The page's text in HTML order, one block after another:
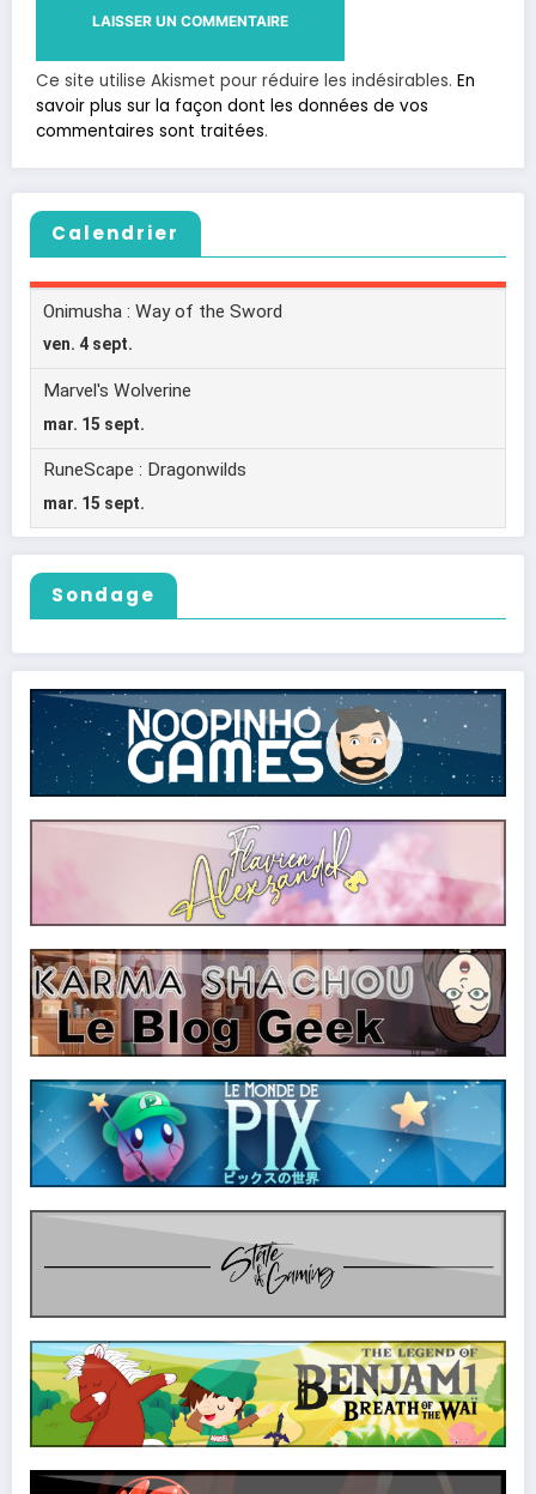
Ce site utilise Akismet pour réduire les indésirables. En
savoir plus sur la façon dont les données de vos
commentaires sont traitées.
Calendrier
Sondage